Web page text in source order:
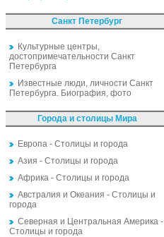
Санкт Петербург
Культурные центры,
достопримечательности Санкт
Петербурга
Известные люди, личности Санкт
Петербурга. Биография, фото
Города и столицы Мира
Европа - Столицы и города
Азия - Столицы и города
Африка - Столицы и города
Австралия и Океания - Столицы и
города
Северная и Центральная Америка -
Столицы и города